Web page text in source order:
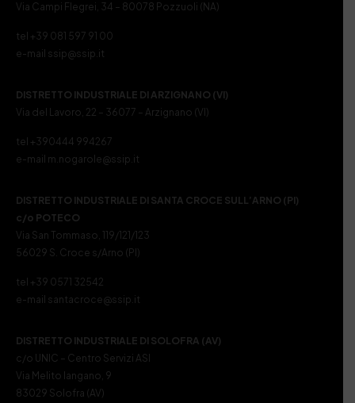
Via Campi Flegrei, 34 – 80078 Pozzuoli (NA)
tel +39 081 597 91 00
e-mail ssip@ssip.it
DISTRETTO INDUSTRIALE DI ARZIGNANO (VI)
Via del Lavoro, 22 – 36077 – Arzignano (VI)
tel +390444 994267
e-mail m.nogarole@ssip.it
DISTRETTO INDUSTRIALE DI SANTA CROCE SULL’ARNO (PI)
c/o POTECO
Via San Tommaso, 119/121/123
56029 S. Croce s/Arno (PI)
tel +39 0571 32542
e-mail santacroce@ssip.it
DISTRETTO INDUSTRIALE DI SOLOFRA (AV)
c/o UNIC – Centro Servizi ASI
Via Melito Iangano, 9
83029 Solofra (AV)